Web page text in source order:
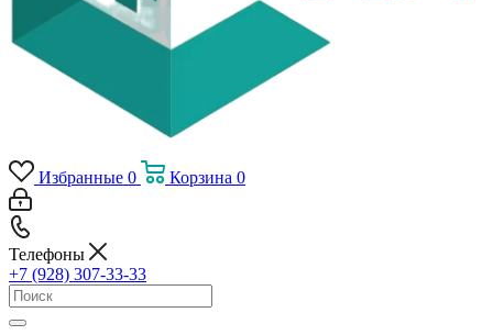
Избранные 0 Корзина 0
Телефоны
+7 (928) 307-33-33